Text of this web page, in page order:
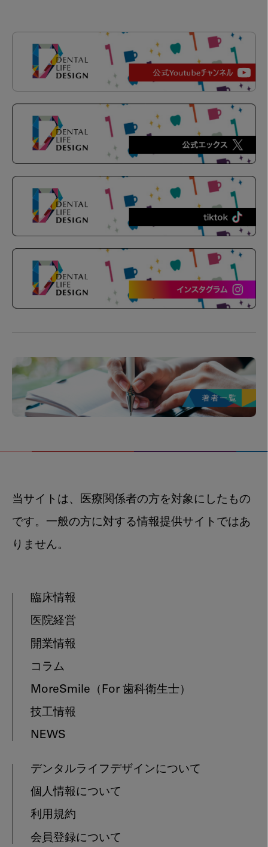
当サイトは、医療関係者の方を対象にしたもの
です。一般の方に対する情報提供サイトではあ
りません。
臨床情報
医院経営
開業情報
コラム
MoreSmile （For 歯科衛生士）
技工情報
NEWS
デンタルライフデザインについて
個人情報について
利用規約
会員登録について